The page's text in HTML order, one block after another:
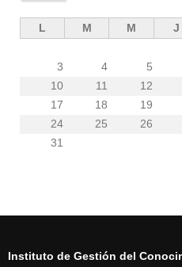
L M M J
3
4 5
10
11 12
17
18 19
24
25 26
31
Instituto de Gestión del